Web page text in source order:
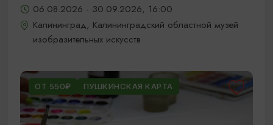
06.08.2026 - 30.09.2026, 16:00
Калининград, Калининградский областной музей
изобразительных искусств
ОТ 550₽ ПУШКИНСКАЯ КАРТА